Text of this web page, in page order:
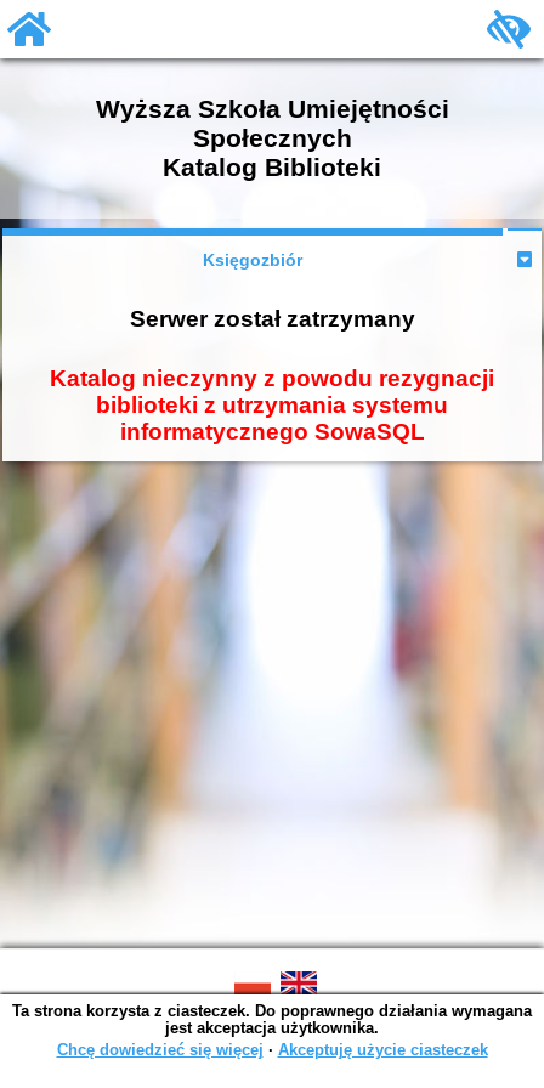
Wyższa Szkoła Umiejętności
Społecznych
Katalog Biblioteki
Księgozbiór
Serwer został zatrzymany
Katalog nieczynny z powodu rezygnacji
biblioteki z utrzymania systemu
informatycznego SowaSQL
SOWA OPAC v. 4.9.11 (2024-07-03)
Wygenerowano w 0,0032 s.
Ta strona korzysta z ciasteczek. Do poprawnego działania wymagana
jest akceptacja użytkownika.
Chcę dowiedzieć się więcej ∙ Akceptuję użycie ciasteczek